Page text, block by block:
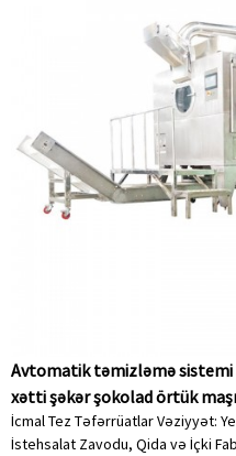
Avtomatik təmizləmə sistemi
xətti şəkər şokolad örtük
İcmal Tez Təfərrüatlar Vəziyyət:
İstehsalat Zavodu, Qida və İçki